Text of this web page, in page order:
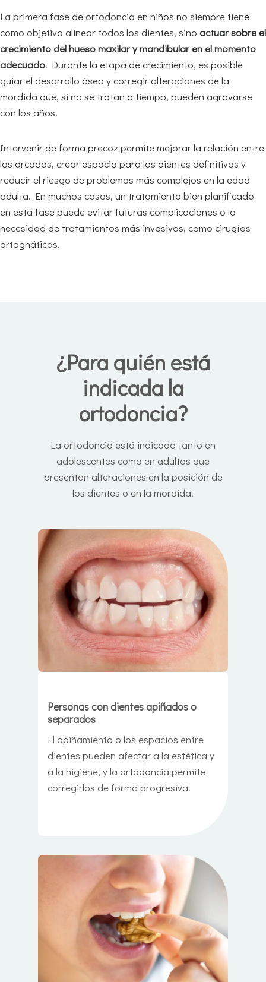
La primera fase de ortodoncia en niños no siempre tiene
como objetivo alinear todos los dientes, sino actuar sobre el
crecimiento del hueso maxilar y mandibular en el momento
adecuado. Durante la etapa de crecimiento, es posible
guiar el desarrollo óseo y corregir alteraciones de la
mordida que, si no se tratan a tiempo, pueden agravarse
con los años.
Intervenir de forma precoz permite mejorar la relación entre
las arcadas, crear espacio para los dientes definitivos y
reducir el riesgo de problemas más complejos en la edad
adulta. En muchos casos, un tratamiento bien planificado
en esta fase puede evitar futuras complicaciones o la
necesidad de tratamientos más invasivos, como cirugías
ortognáticas.
¿Para quién está
indicada la
ortodoncia?
La ortodoncia está indicada tanto en
adolescentes como en adultos que
presentan alteraciones en la posición de
los dientes o en la mordida.
Personas con dientes apiñados o
separados
El apiñamiento o los espacios entre
dientes pueden afectar a la estética y
a la higiene, y la ortodoncia permite
corregirlos de forma progresiva.